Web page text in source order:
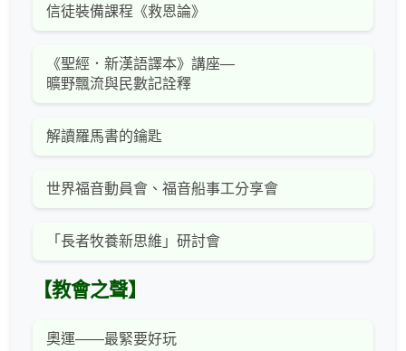
信徒裝備課程《救恩論》
《聖經．新漢語譯本》講座—
曠野飄流與民數記詮釋
解讀羅馬書的鑰匙
世界福音動員會、福音船事工分享會
「長者牧養新思維」研討會
【教會之聲】
奧運——最緊要好玩